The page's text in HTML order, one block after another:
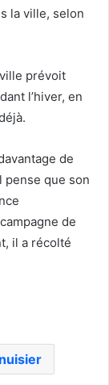
la ville, selon
prévoit
l’hiver, en
de
pense que son
de
il a récolté